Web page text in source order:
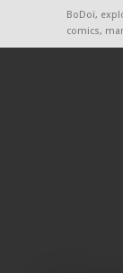
BoDoï,
comics,